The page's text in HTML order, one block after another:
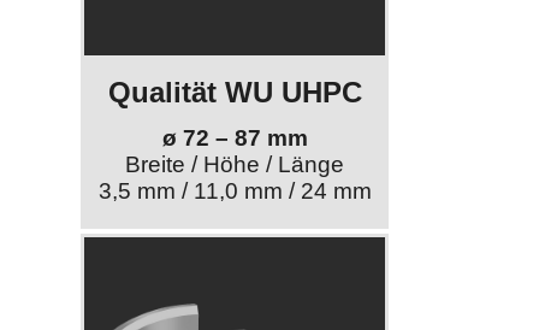
Qualität WU UHPC
ø 72 – 87 mm
Breite / Höhe / Länge
3,5 mm / 11,0 mm / 24 mm